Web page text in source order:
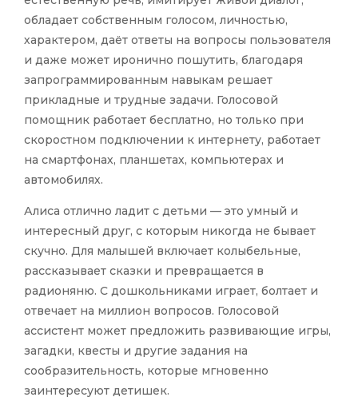
обладает собственным голосом, личностью,
характером, даёт ответы на вопросы пользователя
и даже может иронично пошутить, благодаря
запрограммированным навыкам решает
прикладные и трудные задачи. Голосовой
помощник работает бесплатно, но только при
скоростном подключении к интернету, работает
на смартфонах, планшетах, компьютерах и
автомобилях.
Алиса отлично ладит с детьми — это умный и
интересный друг, с которым никогда не бывает
скучно. Для малышей включает колыбельные,
рассказывает сказки и превращается в
радионяню. С дошкольниками играет, болтает и
отвечает на миллион вопросов. Голосовой
ассистент может предложить развивающие игры,
загадки, квесты и другие задания на
сообразительность, которые мгновенно
заинтересуют детишек.